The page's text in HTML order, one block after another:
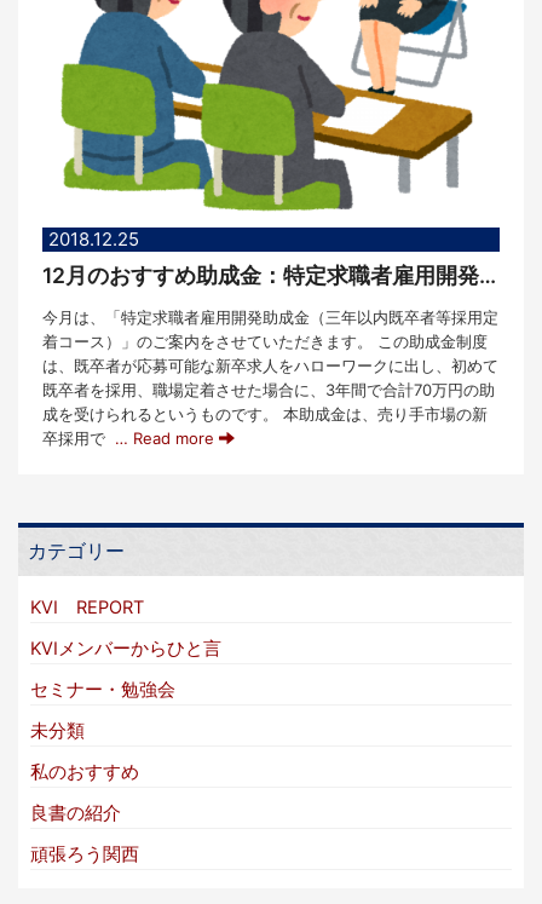
2018.12.25
12月のおすすめ助成金：特定求職者雇用開発助成金（三年以内既卒者等採用定着コース）
今月は、「特定求職者雇用開発助成金（三年以内既卒者等採用定
着コース）」のご案内をさせていただきます。 この助成金制度
は、既卒者が応募可能な新卒求人をハローワークに出し、初めて
既卒者を採用、職場定着させた場合に、3年間で合計70万円の助
成を受けられるというものです。 本助成金は、売り手市場の新
卒採用で … Read more
カテゴリー
KVI REPORT
KVIメンバーからひと言
セミナー・勉強会
未分類
私のおすすめ
良書の紹介
頑張ろう関西